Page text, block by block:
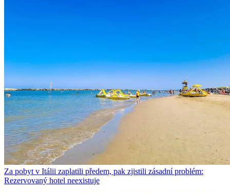
Za pobyt v Itálii zaplatili předem, pak zjistili zásadní problém:
Rezervovaný hotel neexistuje